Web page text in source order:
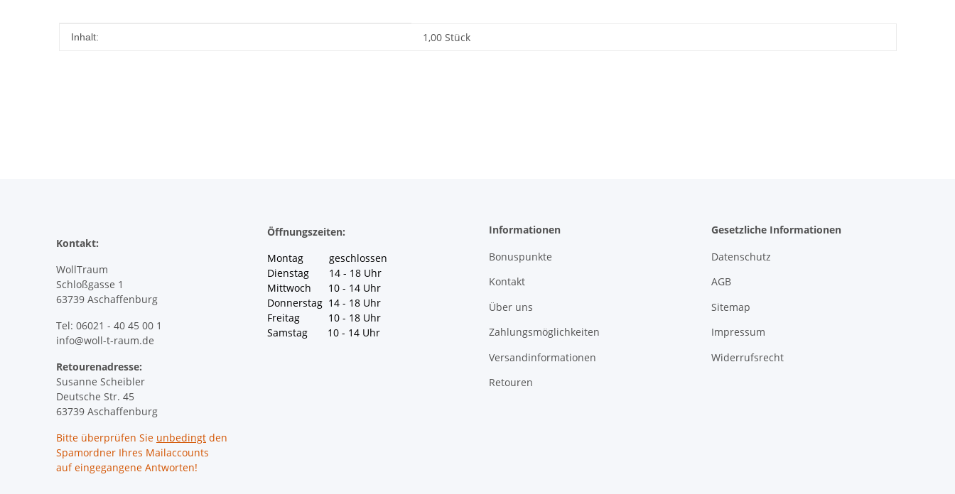
Produkteigenschaft
Wert
Inhalt: 1,00 Stück
Kontakt:
WollTraum
Schloßgasse 1
63739 Aschaffenburg
Tel: 06021 - 40 45 00 1
info@woll-t-raum.de
Retourenadresse:
Susanne Scheibler
Deutsche Str. 45
63739 Aschaffenburg
Bitte überprüfen Sie unbedingt den
Spamordner Ihres Mailaccounts
auf eingegangene Antworten!
Öffnungszeiten:
Montag geschlossen
Dienstag 14 - 18 Uhr
Mittwoch 10 - 14 Uhr
Donnerstag 14 - 18 Uhr
Freitag 10 - 18 Uhr
Samstag 10 - 14 Uhr
Informationen
Bonuspunkte
Kontakt
Über uns
Zahlungsmöglichkeiten
Versandinformationen
Retouren
Gesetzliche Informationen
Datenschutz
AGB
Sitemap
Impressum
Widerrufsrecht